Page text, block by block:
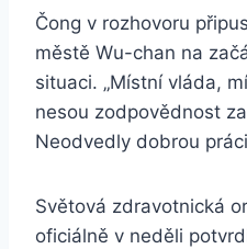
Čong v rozhovoru
městě Wu-chan na
situaci. „Místní vláda,
nesou zodpovědnost
Neodvedly dobrou
Světová zdravotnická
oficiálně v neděli